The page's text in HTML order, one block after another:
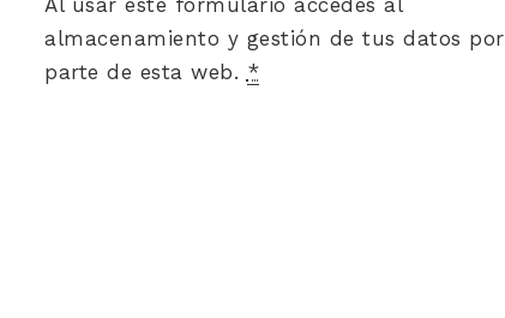
Al usar este formulario accedes al
almacenamiento y gestión de tus datos por
parte de esta web. *